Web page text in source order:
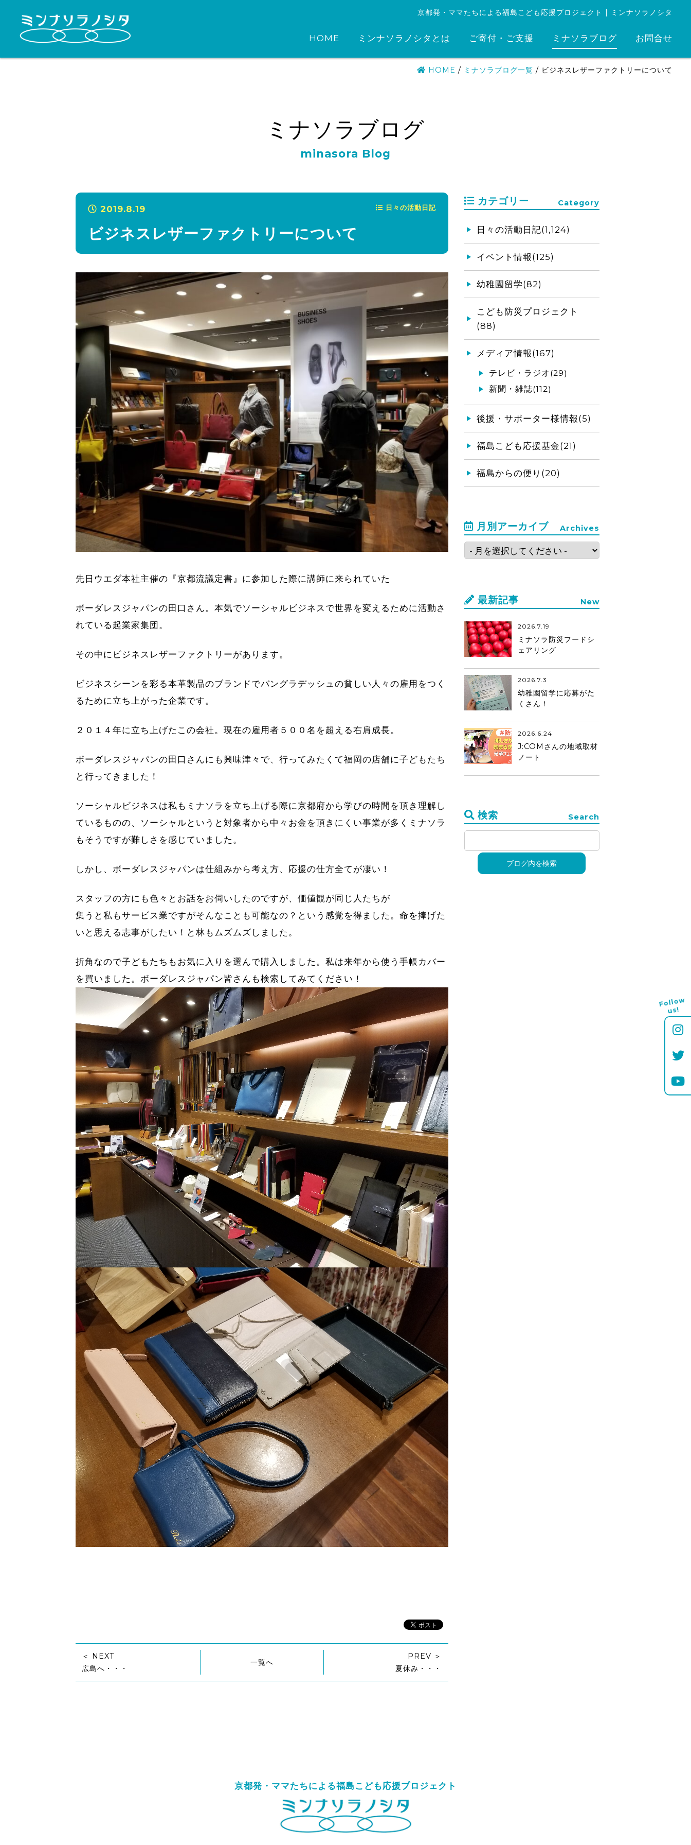
京都発・ママたちによる福島こども応援プロジェクト | ミンナソラノシタ
HOME ミンナソラノシタとは ご寄付・ご支援 ミナソラブログ お問合せ
Follo
w
us!
HOME / ミナソラブログ一覧 / ビジネスレザーファクトリーについて
ミナソラブログ
minasora Blog
2019.8.19 日々の活動日記
ビジネスレザーファクトリーについて
先日ウエダ本社主催の『京都流議定書』に参加した際に講師に来られていた
ボーダレスジャパンの田口さん。本気でソーシャルビジネスで世界を変えるために活動さ
れている起業家集団。
その中にビジネスレザーファクトリーがあります。
ビジネスシーンを彩る本革製品のブランドでバングラデッシュの貧しい人々の雇用をつく
るために立ち上がった企業です。
２０１４年に立ち上げたこの会社。現在の雇用者５００名を超える右肩成長。
ボーダレスジャパンの田口さんにも興味津々で、行ってみたくて福岡の店舗に子どもたち
と行ってきました！
ソーシャルビジネスは私もミナソラを立ち上げる際に京都府から学びの時間を頂き理解し
ているものの、ソーシャルというと対象者から中々お金を頂きにくい事業が多くミナソラ
もそうですが難しさを感じていました。
しかし、ボーダレスジャパンは仕組みから考え方、応援の仕方全てが凄い！
スタッフの方にも色々とお話をお伺いしたのですが、価値観が同じ人たちが
集うと私もサービス業ですがそんなことも可能なの？という感覚を得ました。命を捧げた
いと思える志事がしたい！と林もムズムズしました。
折角なので子どもたちもお気に入りを選んで購入しました。私は来年から使う手帳カバー
を買いました。ボーダレスジャパン皆さんも検索してみてください！
＜ NEXT
広島へ・・・
一覧へ
PREV ＞
夏休み・・・
カテゴリー Category
日々の活動日記(1,124)
イベント情報(125)
幼稚園留学(82)
こども防災プロジェクト
(88)
メディア情報(167)
テレビ・ラジオ(29)
新聞・雑誌(112)
後援・サポーター様情報(5)
福島こども応援基金(21)
福島からの便り(20)
月別アーカイブ Archives
最新記事 New
2026.7.19
ミナソラ防災フードシ
ェアリング
2026.7.3
幼稚園留学に応募がた
くさん！
2026.6.24
J:COMさんの地域取材
ノート
検索 Search
京都発・ママたちによる福島こども応援プロジェクト